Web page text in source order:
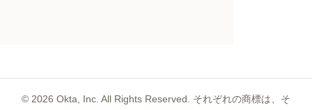
© 2026 Okta, Inc. All Rights Reserved. それぞれの商標は、そ